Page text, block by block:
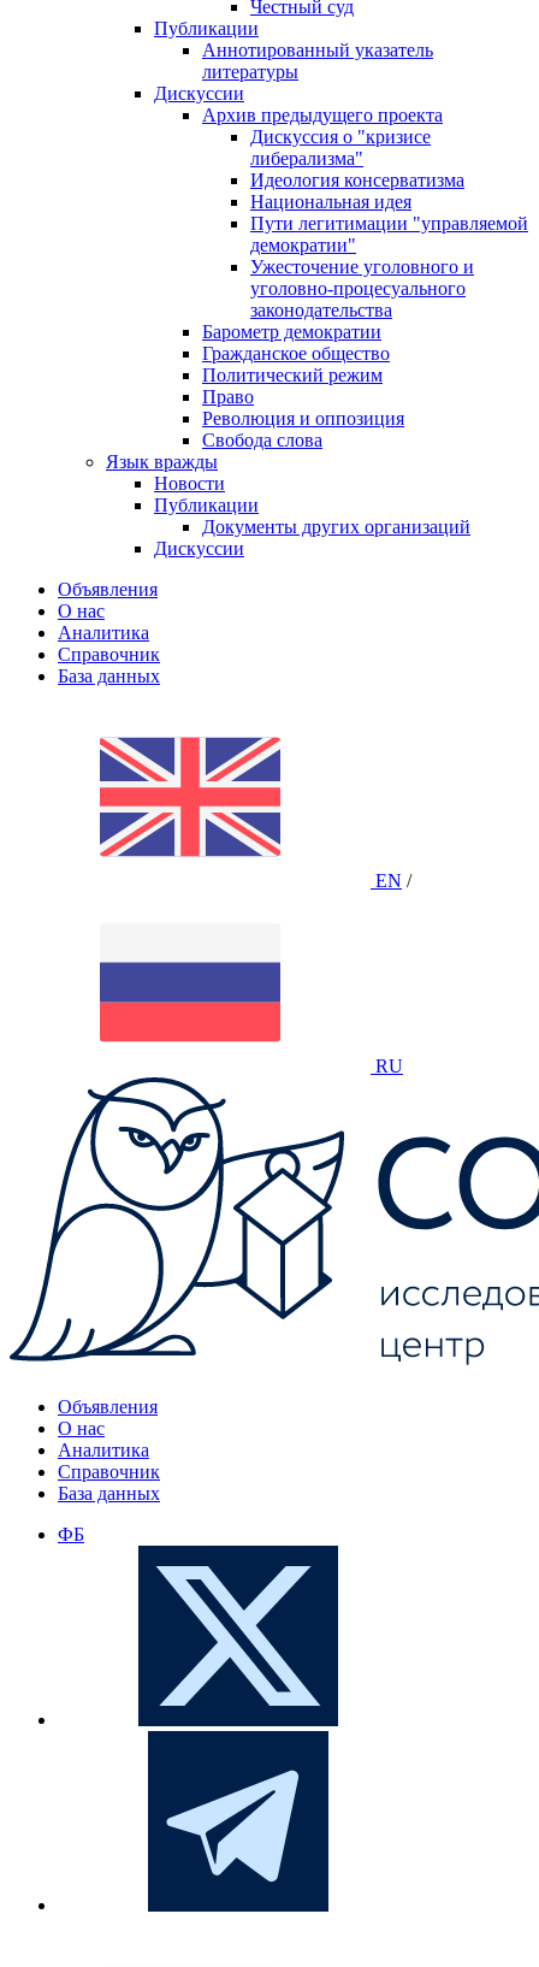
Честный суд
Публикации
Аннотированный указатель
литературы
Дискуссии
Архив предыдущего проекта
Дискуссия о "кризисе
либерализма"
Идеология консерватизма
Национальная идея
Пути легитимации "управляемой
демократии"
Ужесточение уголовного и
уголовно-процесуального
законодательства
Барометр демократии
Гражданское общество
Политический режим
Право
Революция и оппозиция
Свобода слова
Язык вражды
Новости
Публикации
Документы других организаций
Дискуссии
Объявления
О нас
Аналитика
Справочник
База данных
EN /
RU
Объявления
О нас
Аналитика
Справочник
База данных
ФБ